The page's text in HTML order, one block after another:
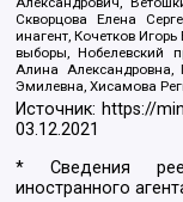
Скворцова Елена
инагент, Кочетков
выборы, Нобелевский
Алина Александровна,
Эмилевна, Хисамова
Источник: https://
03.12.2021
* Сведения
иностранного